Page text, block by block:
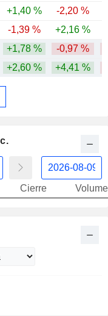
+1,40 % -2,20 %
-1,39 % +2,16 %
+1,78 % -0,97 %
+2,60 % +4,41 %
Cierre